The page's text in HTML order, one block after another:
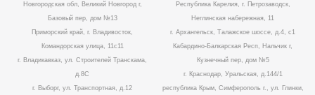
Новгородская обл, Великий Новгород г,
Базовый пер, дом №13
Приморский край, г. Владивосток,
Командорская улица, 11с11
г. Владикавказ, ул. Строителей Транскама,
д.8С
г. Выборг, ул. Транспортная, д.12
Республика Карелия, г. Петрозаводск,
Неглинская набережная, 11
г. Архангельск, Талажское шоссе, д.4, с1
Кабардино-Балкарская Респ, Нальчик г,
Кузнечный пер, дом №5
г. Краснодар, Уральская, д.144/1
республика Крым, Симферополь г., ул. Глинки,